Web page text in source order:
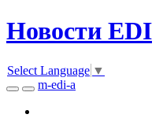
Новости EDI
Select Language ▼
m-edi-a